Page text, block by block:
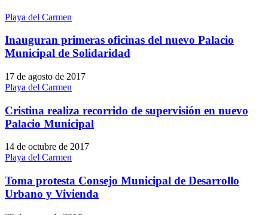
Playa del Carmen
Inauguran primeras oficinas del nuevo Palacio
Municipal de Solidaridad
17 de agosto de 2017
Playa del Carmen
Cristina realiza recorrido de supervisión en nuevo
Palacio Municipal
14 de octubre de 2017
Playa del Carmen
Toma protesta Consejo Municipal de Desarrollo
Urbano y Vivienda